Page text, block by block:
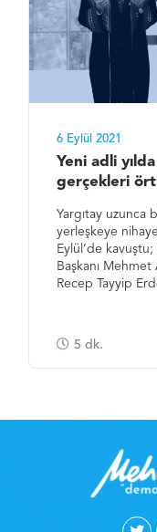
6 Eylül 2021
Yeni adli
gerçekleri
Yargıtay uzunca
yerleşkeye
Eylül’de kavuştu;
Başkanı Mehmet
Recep Tayyip
5 dk.